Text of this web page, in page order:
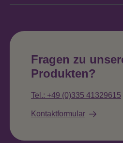
Fragen zu
Produkten?
Tel.: +49 (0)335 41329615
Kontaktformular